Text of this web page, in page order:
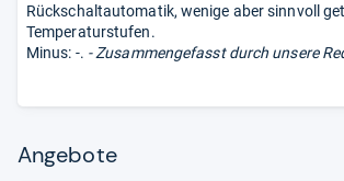
Rückschaltautomatik, wenige aber sinnvoll
Temperaturstufen.
Minus: -. - Zusammengefasst durch unsere
Angebote